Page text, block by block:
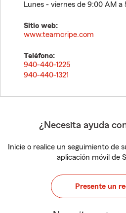
Lunes - viernes de 9:00 AM a
Sitio web:
www.teamcripe.com
Teléfono:
940-440-1225
940-440-1321
¿Necesita ayuda
Inicie o realice un seguimiento de
aplicación móvil de
Presente un